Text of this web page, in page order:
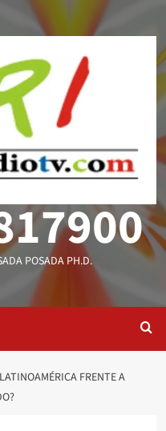
POSADA PH.D.
FRENTE A